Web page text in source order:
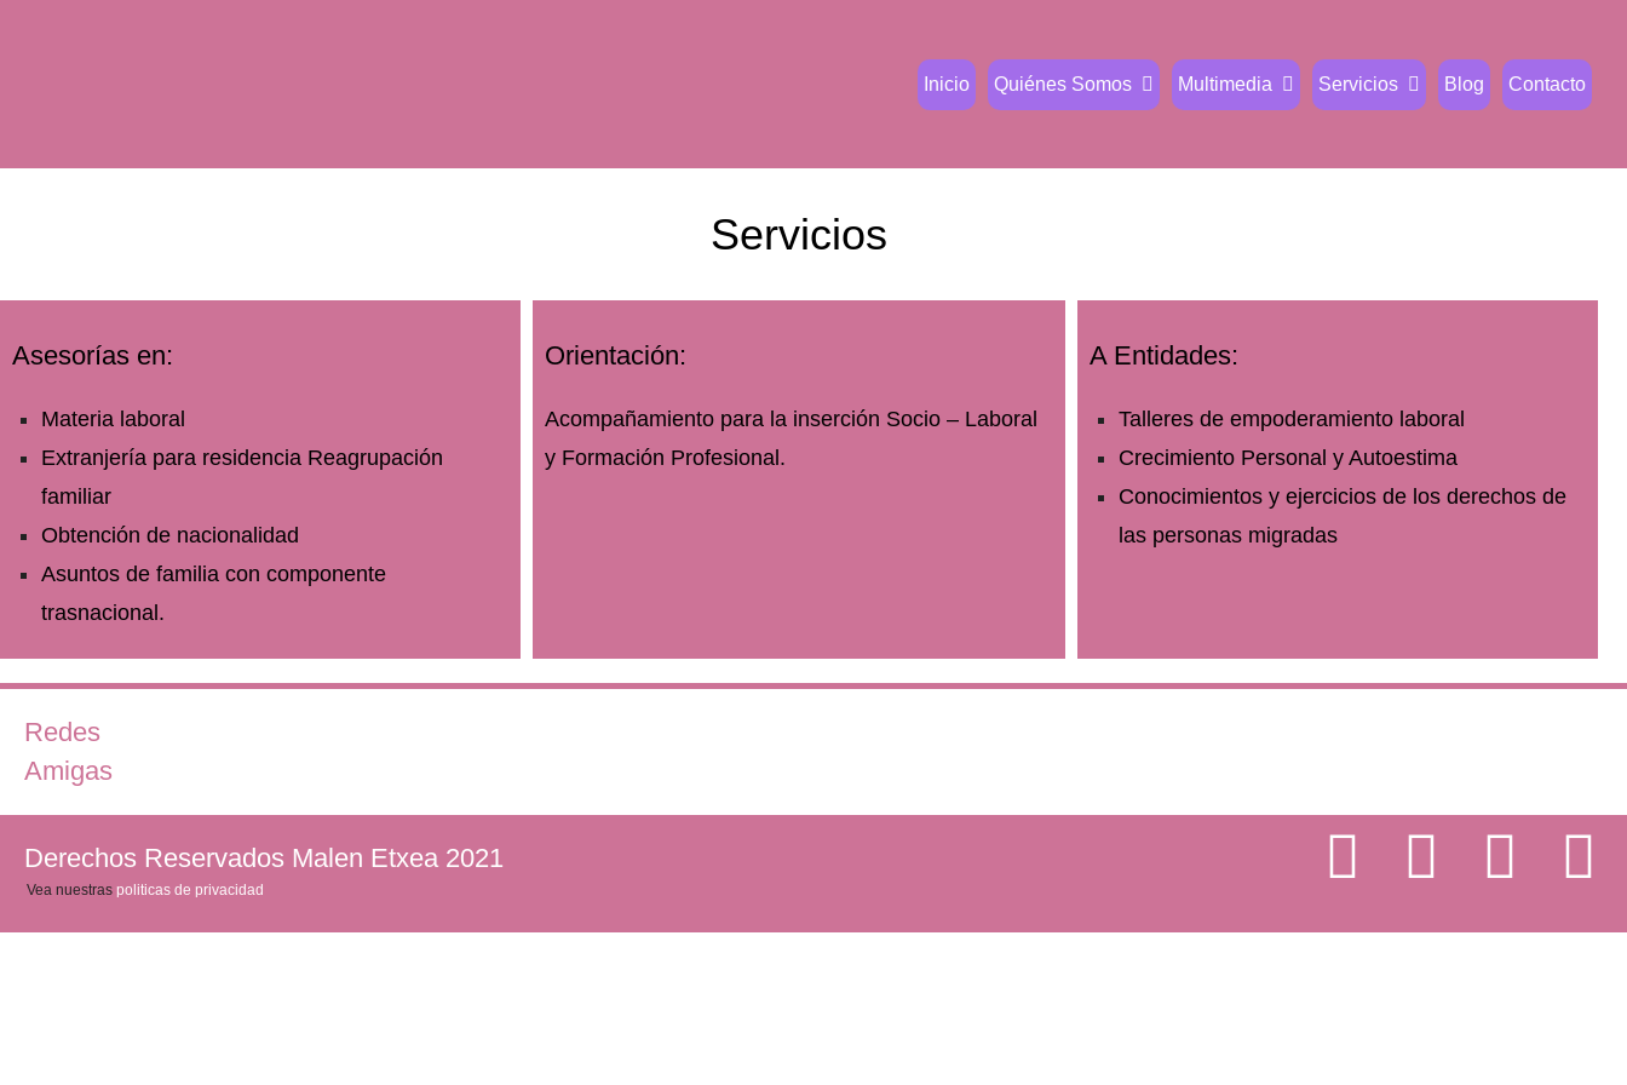
Inicio Quiénes Somos Multimedia Servicios Blog Contacto
Servicios
Asesorías en:
Materia laboral
Extranjería para residencia Reagrupación
familiar
Obtención de nacionalidad
Asuntos de familia con componente
trasnacional.
Orientación:
Acompañamiento para la inserción Socio – Laboral
y Formación Profesional.
A Entidades:
Talleres de empoderamiento laboral
Crecimiento Personal y Autoestima
Conocimientos y ejercicios de los derechos de
las personas migradas
Redes
Amigas
Derechos Reservados Malen Etxea 2021
Vea nuestras politicas de privacidad